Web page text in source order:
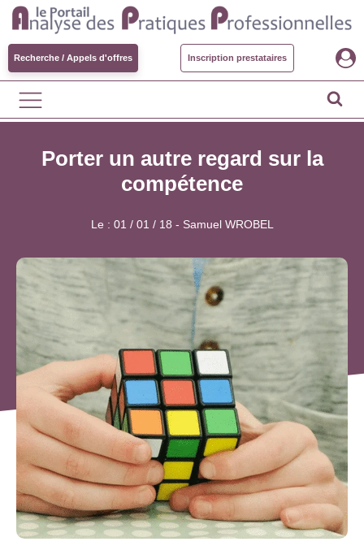
Recherche / Appels d'offres Inscription prestataires
Porter un autre regard sur la
compétence
Le : 01 / 01 / 18 - Samuel WROBEL